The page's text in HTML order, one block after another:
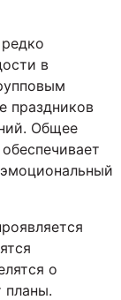
в
праздников
Общее
о